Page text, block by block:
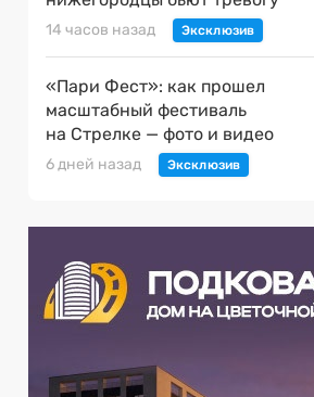
14 часов назад
«Пари Фест»: как прошел
масштабный фестиваль
на Стрелке — фото и видео
6 дней назад